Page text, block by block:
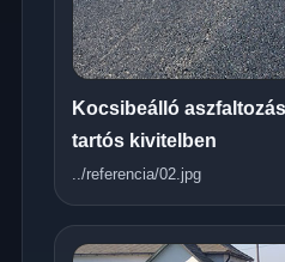
Kocsibeálló
tartós kivitelben
../referencia/02.jpg